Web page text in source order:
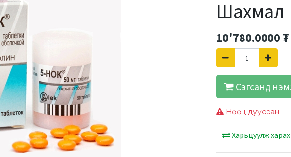
Шахмал
10'780.0000₮
Сагсанд
Нөөц дууссан
Харьцуулж харах